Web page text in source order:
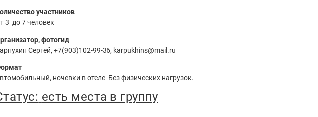
участников
3 до 7 человек
фотогид
Сергей, +7(903)102-99-36, karpukhins@mail.ru
ночевки в отеле. Без физических нагрузок.
есть места в группу